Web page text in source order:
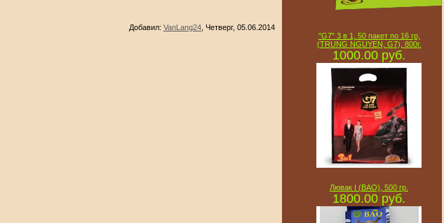
Добавил: VanLang24 , Четверг, 05.06.2014
"G7" 3 в 1, 50 пакет по 16 гр,
(TRUNG NGUYEN, G7), 800г.
1000.00 руб.
Лювак I (BAO), 500 гр.
1800.00 руб.